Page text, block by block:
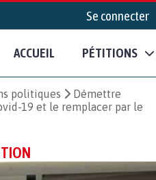
Se connecter
ACCUEIL PÉTITIONS
politiques
Démettre
19 et le remplacer par le